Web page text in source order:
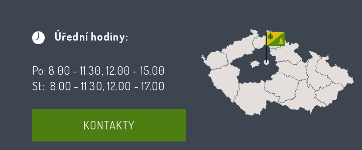
Úřední hodiny:
Po: 8.00 - 11.30, 12.00 - 15.00
St: 8.00 - 11.30, 12.00 - 17.00
KONTAKTY